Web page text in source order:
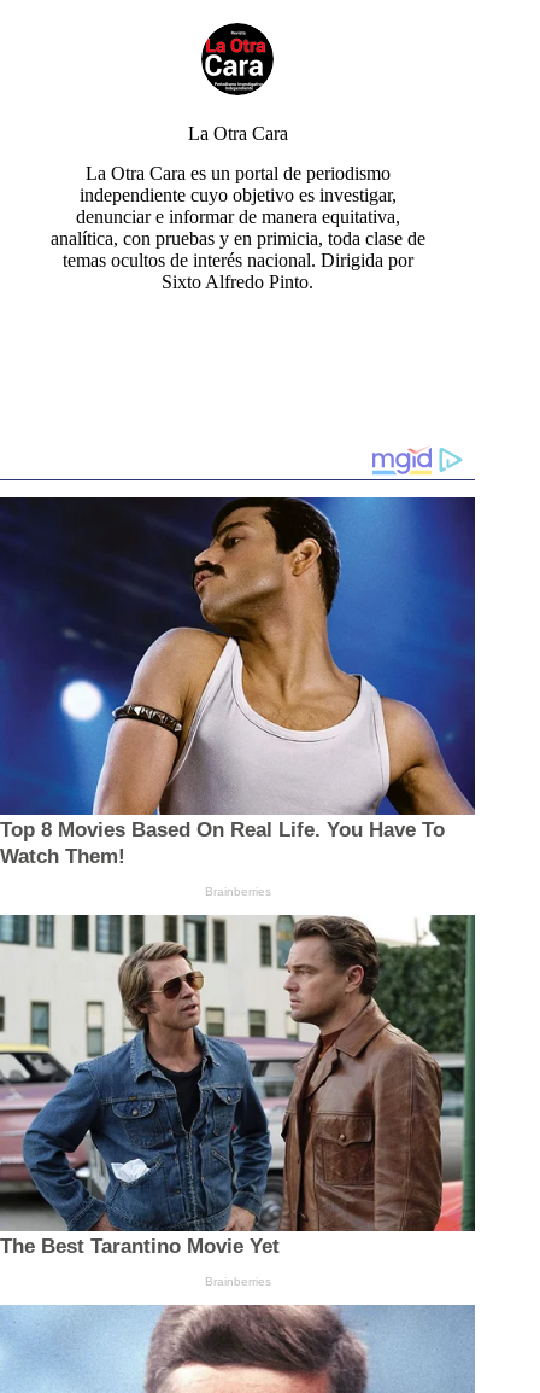
La Otra Cara
La Otra Cara es un portal de periodismo
independiente cuyo objetivo es investigar,
denunciar e informar de manera equitativa,
analítica, con pruebas y en primicia, toda clase de
temas ocultos de interés nacional. Dirigida por
Sixto Alfredo Pinto.